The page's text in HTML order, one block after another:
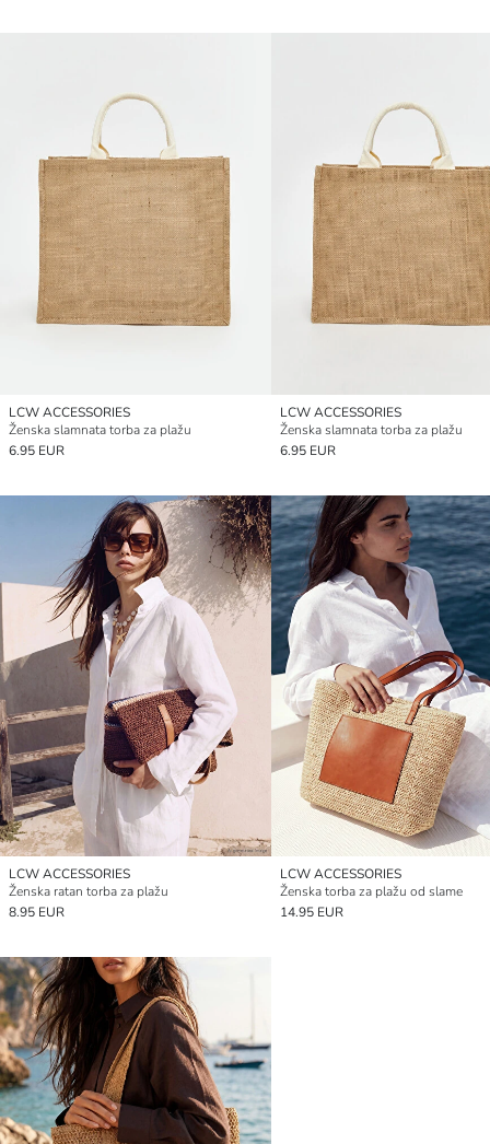
LCW ACCESSORIES
Ženska slamnata torba za plažu
6.95 EUR
LCW ACCESSORIES
Ženska slamnata torba za plažu
6.95 EUR
LCW ACCESSORIES
Ženska ratan torba za plažu
8.95 EUR
LCW ACCESSORIES
Ženska torba za plažu od slame
14.95 EUR